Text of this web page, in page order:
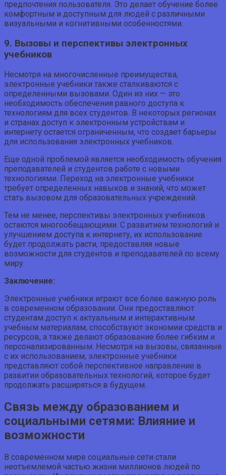
предпочтения пользователя. Это делает обучение более
комфортным и доступным для людей с различными
визуальными и когнитивными особенностями.
9. Вызовы и перспективы электронных
учебников
Несмотря на многочисленные преимущества,
электронные учебники также сталкиваются с
определенными вызовами. Один из них — это
необходимость обеспечения равного доступа к
технологиям для всех студентов. В некоторых регионах
и странах доступ к электронным устройствам и
интернету остается ограниченным, что создает барьеры
для использования электронных учебников.
Еще одной проблемой является необходимость обучения
преподавателей и студентов работе с новыми
технологиями. Переход на электронные учебники
требует определенных навыков и знаний, что может
стать вызовом для образовательных учреждений.
Тем не менее, перспективы электронных учебников
остаются многообещающими. С развитием технологий и
улучшением доступа к интернету, их использование
будет продолжать расти, предоставляя новые
возможности для студентов и преподавателей по всему
миру.
Заключение:
Электронные учебники играют все более важную роль
в современном образовании. Они предоставляют
студентам доступ к актуальным и интерактивным
учебным материалам, способствуют экономии средств и
ресурсов, а также делают образование более гибким и
персонализированным. Несмотря на вызовы, связанные
с их использованием, электронные учебники
представляют собой перспективное направление в
развитии образовательных технологий, которое будет
продолжать расширяться в будущем.
Связь между образованием и
социальными сетями: Влияние и
возможности
В современном мире социальные сети стали
неотъемлемой частью жизни миллионов людей по